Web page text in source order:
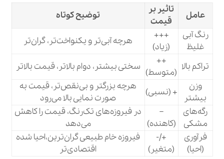
عامل
تاثیر بر
قیمت
توضیح کوتاه
رنگ آبی
غلیظ
+++
(زیاد)
هرچه آبی‌تر و یکنواخت‌تر، گران‌تر
تراکم بالا
++
(متوسط)
سختی بیشتر، دوام بالاتر، قیمت بالاتر
وزن
بیشتر
+ (نسبی)
هرچه بزرگتر و بی‌نقص‌تر، قیمت به
صورت نمایی بالا می‌رود
رگه‌های
مشکی
–
(کاهنده)
در فیروزه‌های تک‌رنگ، قیمت را کاهش
می‌دهد
فرآوری
(احیا)
+/-
(متغیر)
فیروزه خام طبیعی گران‌ترین،احیا شده
اقتصادی‌تر